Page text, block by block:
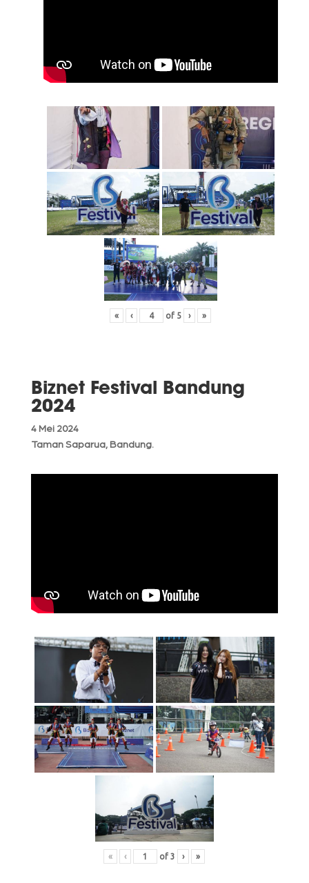
« ‹ of 5 › »
Biznet Festival Bandung
2024
4 Mei 2024
Taman Saparua, Bandung.
« ‹ of3 › »